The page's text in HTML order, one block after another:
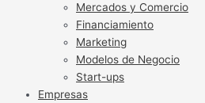
Mercados y Comercio
Financiamiento
Marketing
Modelos de Negocio
Start-ups
Empresas